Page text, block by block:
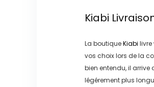
Kiabi
La boutiqueKiabi
vos choix lors de la
bien entendu, il arrive
légérement plus